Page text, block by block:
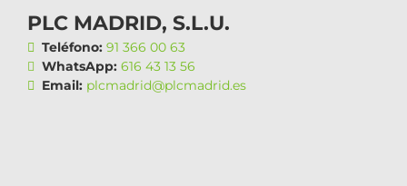
PLC MADRID, S.L.U.
Teléfono: 91 366 00 63
WhatsApp: 616 43 13 56
Email: plcmadrid@plcmadrid.es